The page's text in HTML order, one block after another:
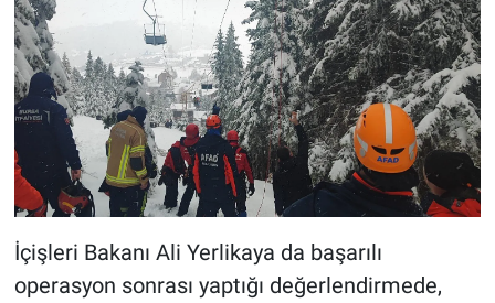
İçişleri Bakanı Ali Yerlikaya da başarılı
operasyon sonrası yaptığı değerlendirmede,